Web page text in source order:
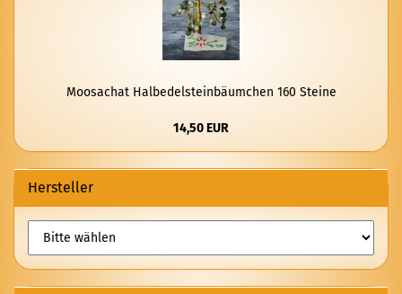
Moo­sachat Halb­edel­stein­bäum­chen 160 Stei­ne
14,50 EUR
Hersteller